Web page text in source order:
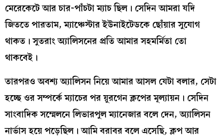
মেরেকেটে আর চার-পাঁচটা ম্যাচ ছিল। সেদিন আমরা যদি
জিততে পারতাম, ম্যাঞ্চেস্টার ইউনাইটেডকে ছোঁয়ার সুযোগ
থাকত। সুতরাং অ্যালিসনের প্রতি আমার সহমর্মিতা তো
থাকবেই।
তারপরও অবশ্য অ্যালিসন নিয়ে আমার আসল যেটা বলার, সেটা
হচ্ছে ওর সম্পর্কে ম্যাচের পর য়ুরগেন ক্লপের মূল্যায়ন। সেদিন
সাংবাদিক সম্মেলনে লিভারপুল ম্যানেজার বলে দেন, অ্যালিসন
নার্ভাস হয়ে পড়েছিল। আমি বরাবর বলে এসেছি, ক্লপ আর